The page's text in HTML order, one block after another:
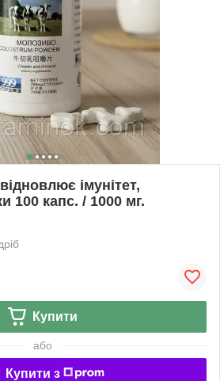
імунітет,
100 капс. / 1000 мг.
Купити
або
Купити з